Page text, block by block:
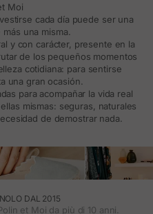
Moi
cada día puede ser una
una misma.
y con carácter, presente en la
de los pequeños momentos
cotidiana: para sentirse
una gran ocasión.
para acompañar la vida real
mismas: seguras, naturales
de demostrar nada.
DAL 2015
et Moi da più di 10 anni.